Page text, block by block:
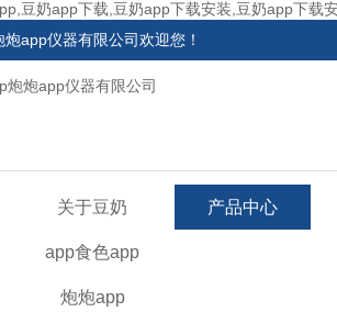
豆奶app下载,豆奶app下载安装,豆奶app下载
仪器有限公司欢迎您！
关于豆奶
app食色app
炮炮app
产品中心